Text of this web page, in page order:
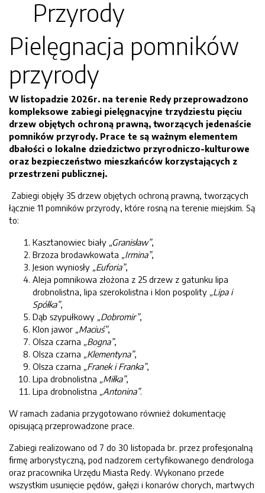
Pielęgnacja pomników
przyrody
W listopadzie 2026r. na terenie Redy przeprowadzono
kompleksowe zabiegi pielęgnacyjne trzydziestu pięciu
drzew objętych ochroną prawną, tworzących jedenaście
pomników przyrody. Prace te są ważnym elementem
dbałości o lokalne dziedzictwo przyrodniczo-kulturowe
oraz bezpieczeństwo mieszkańców korzystających z
przestrzeni publicznej.
Zabiegi objęły 35 drzew objętych ochroną prawną, tworzących
łącznie 11 pomników przyrody, które rosną na terenie miejskim. Są
to:
Kasztanowiec biały „Granisław”,
Brzoza brodawkowata „Irmina”,
Jesion wyniosły „Euforia”,
Aleja pomnikowa złożona z 25 drzew z gatunku lipa
drobnolistna, lipa szerokolistna i klon pospolity „Lipa i
Spółka”,
Dąb szypułkowy „Dobromir”,
Klon jawor „Maciuś”,
Olsza czarna „Bogna”,
Olsza czarna „Klementyna”,
Olsza czarna „Franek i Franka”,
Lipa drobnolistna „Miłka”,
Lipa drobnolistna „Antonina”.
W ramach zadania przygotowano również dokumentację
opisującą przeprowadzone prace.
Zabiegi realizowano od 7 do 30 listopada br. przez profesjonalną
firmę arborystyczną, pod nadzorem certyfikowanego dendrologa
oraz pracownika Urzędu Miasta Redy. Wykonano przede
wszystkim usunięcie pędów, gałęzi i konarów chorych, martwych